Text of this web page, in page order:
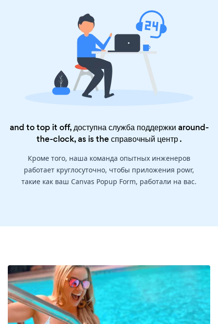
and to top it off, доступна служба поддержки around-
the-clock, as is theсправочный центр.
Кроме того, наша команда опытных инженеров
работает круглосуточно, чтобы приложения powr,
такие как ваш Canvas Popup Form, работали на вас.